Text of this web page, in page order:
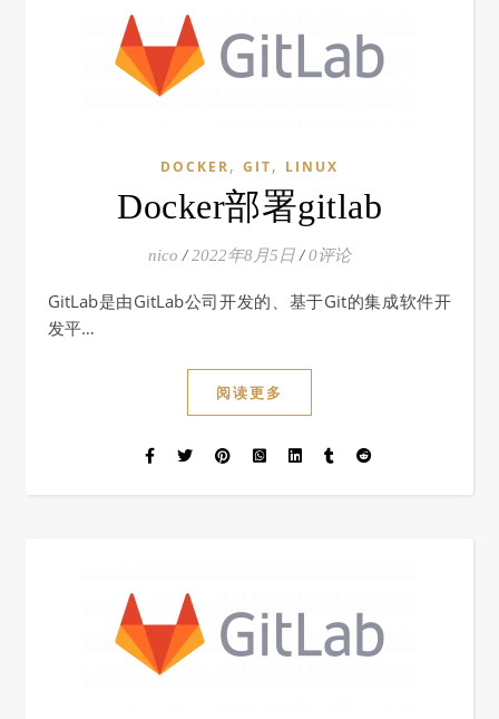
DOCKER, GIT, LINUX
Docker部署gitlab
nico / 2022年8月5日 / 0评论
GitLab是由GitLab公司开发的、基于Git的集成软件开
发平…
阅读更多